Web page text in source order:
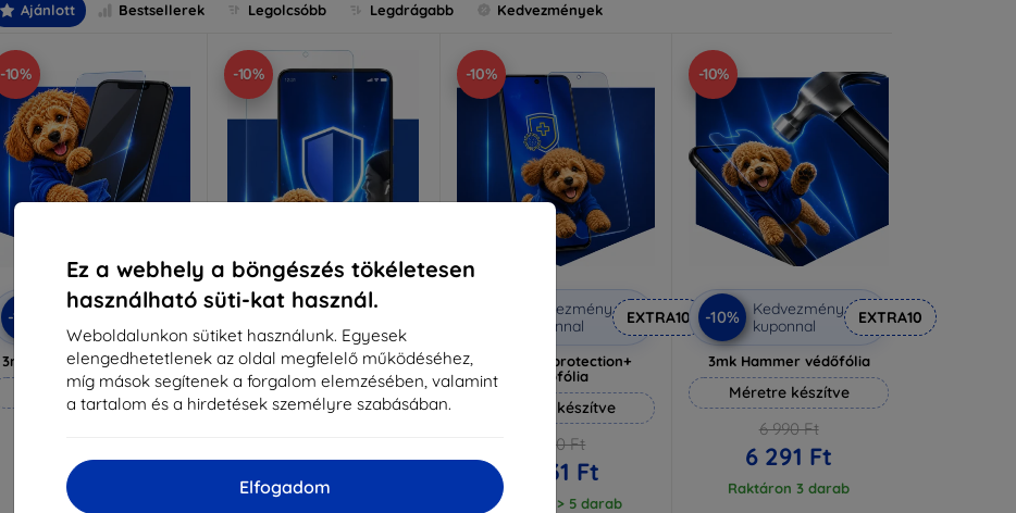
Ez a webhely a böngészés tökéletesen
használható süti-kat használ.
Weboldalunkon sütiket használunk. Egyesek
elengedhetetlenek az oldal megfelelő működéséhez,
míg mások segítenek a forgalom elemzésében, valamint
a tartalom és a hirdetések személyre szabásában.
Elfogadom
Ajánlott Bestsellerek Legolcsóbb Legdrágabb Kedvezmények
-10%
-10%
Kedvezmény
kuponnal
3mk Anti-Shock védőüveg
Méretre készítve
5 301 Ft
Raktáron > 5 darab
-10%
Kedvezmény
kuponnal
3mk Pure Matt védőüveg
Méretre készítve
3 951 Ft
Raktáron > 5 darab
-10%
Kedvezmény
kuponnal
EXTRA10
3mk Silverprotection+
védőfólia
Méretre készítve
6 590 Ft
5 931 Ft
Raktáron > 5 darab
-10%
-10%
Kedvezmény
kuponnal
EXTRA10
3mk Hammer védőfólia
Méretre készítve
6 990 Ft
6 291 Ft
Raktáron 3 darab